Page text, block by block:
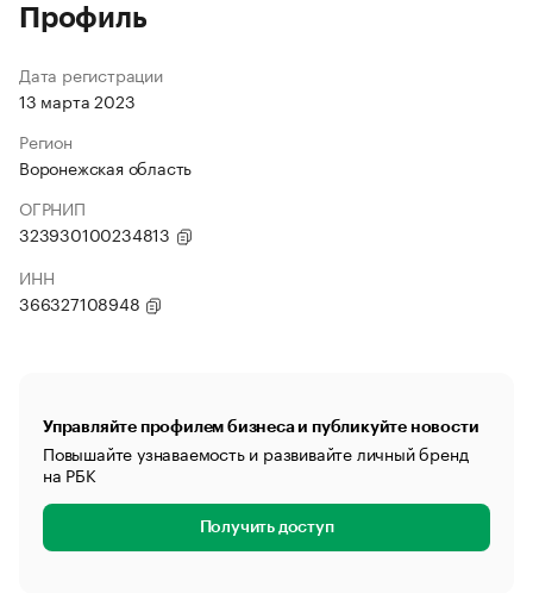
Профиль
Дата регистрации
13 марта 2023
Регион
Воронежская область
ОГРНИП
323930100234813
ИНН
366327108948
Управляйте профилем бизнеса и публикуйте новости
Повышайте узнаваемость и развивайте личный бренд
на РБК
Получить доступ